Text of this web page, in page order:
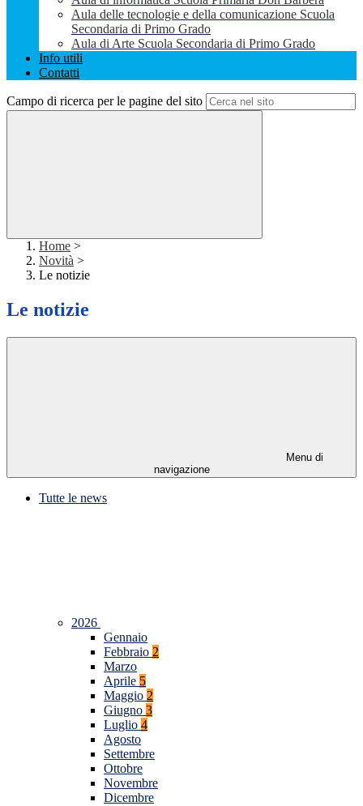
Aula delle tecnologie e della comunicazione Scuola
Secondaria di Primo Grado
Aula di Arte Scuola Secondaria di Primo Grado
Info utili
Contatti
Campo di ricerca per le pagine del sito
Home >
Novità >
Le notizie
Le notizie
Menu di
navigazione
Tutte le news
2026
Gennaio
Febbraio 2
Marzo
Aprile 5
Maggio 2
Giugno 3
Luglio 4
Agosto
Settembre
Ottobre
Novembre
Dicembre